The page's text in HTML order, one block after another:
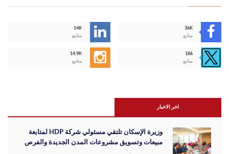
14K
متابع
36K
متابع
14,9K
متابع
186
متابع
اخر الاخبار
وزيرة الإسكان تلتقي مسئولي شركة HDP لمتابعة
مبيعات وتسويق مشروعات المدن الجديدة والفرص